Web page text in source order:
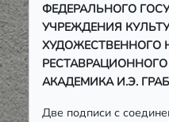
ФЕДЕРАЛЬНОГО
УЧРЕЖДЕНИЯ
ХУДОЖЕСТВЕННОГО
АКАДЕМИКА И.Э.
Две подписи с